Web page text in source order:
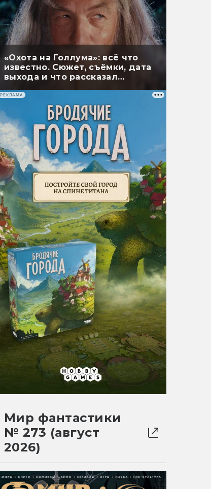
«Охота на Голлума»: всё что
известно. Сюжет, съёмки, дата
выхода и что рассказал
РЕКЛАМА
Мир фантастики
№ 273 (август
2026)